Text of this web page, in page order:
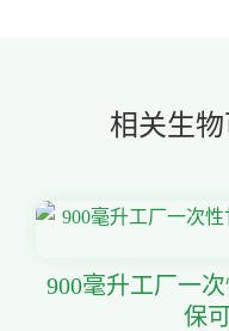
相关生
900毫升工厂一
保